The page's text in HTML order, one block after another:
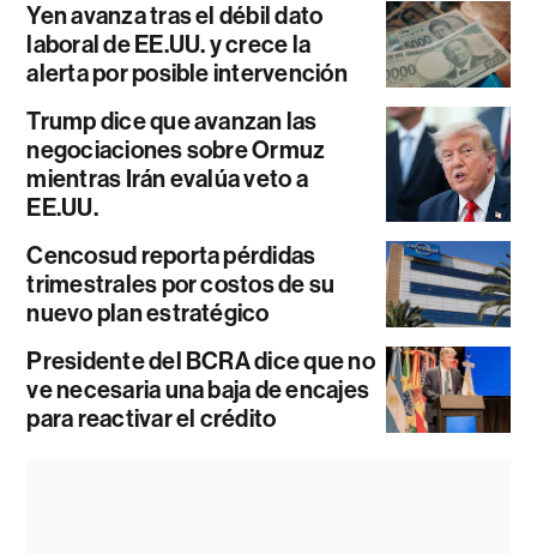
Yen avanza tras el débil dato
laboral de EE.UU. y crece la
alerta por posible intervención
Trump dice que avanzan las
negociaciones sobre Ormuz
mientras Irán evalúa veto a
EE.UU.
Cencosud reporta pérdidas
trimestrales por costos de su
nuevo plan estratégico
Presidente del BCRA dice que no
ve necesaria una baja de encajes
para reactivar el crédito